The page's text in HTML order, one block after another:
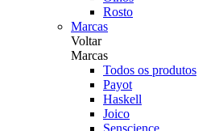
Rosto
Marcas
Voltar
Marcas
Todos os produtos
Payot
Haskell
Joico
Senscience